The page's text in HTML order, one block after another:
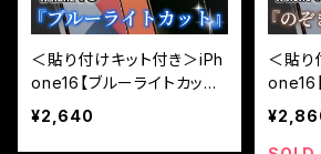
＜貼り付けキット付き＞iPh
one16【ブルーライトカット】
3カ月保証付き『ガラスフィ
ルム鎧』全面フルカバー（黒
¥2,640
＜貼り
one16
月保証
鎧』全